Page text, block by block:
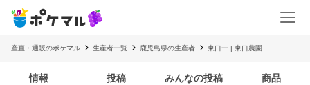
産直・通販のポケマル 生産者一覧 鹿児島県の生産者 東口一 | 東口農園
情報 投稿 みんなの投稿 商品